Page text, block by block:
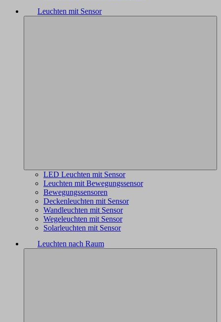
Leuchten mit Sensor
LED Leuchten mit Sensor
Leuchten mit Bewegungssensor
Bewegungssensoren
Deckenleuchten mit Sensor
Wandleuchten mit Sensor
Wegeleuchten mit Sensor
Solarleuchten mit Sensor
Leuchten nach Raum